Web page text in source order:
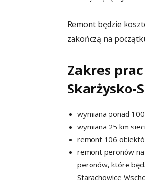
Remont będzie
zakończą na
Zakres
Skarżysko-
wymiana ponad
wymiana 25 km
remont 106
remont peronów
peronów, które
Starachowice